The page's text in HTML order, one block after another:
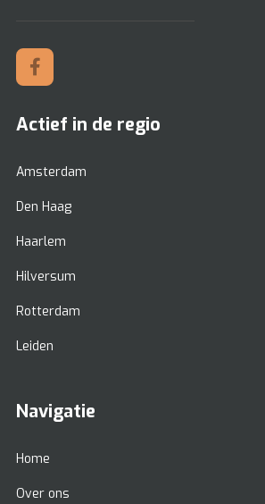
Actief in de regio
Amsterdam
Den Haag
Haarlem
Hilversum
Rotterdam
Leiden
Navigatie
Home
Over ons